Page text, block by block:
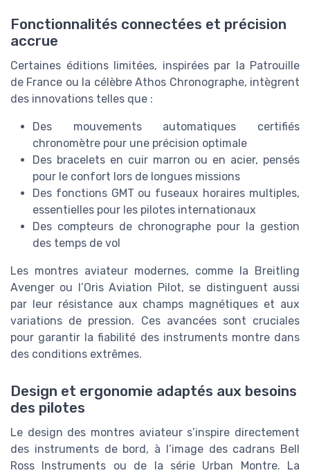
Fonctionnalités connectées et précision
accrue
Certaines éditions limitées, inspirées par la Patrouille
de France ou la célèbre Athos Chronographe, intègrent
des innovations telles que :
Des mouvements automatiques certifiés
chronomètre pour une précision optimale
Des bracelets en cuir marron ou en acier, pensés
pour le confort lors de longues missions
Des fonctions GMT ou fuseaux horaires multiples,
essentielles pour les pilotes internationaux
Des compteurs de chronographe pour la gestion
des temps de vol
Les montres aviateur modernes, comme la Breitling
Avenger ou l’Oris Aviation Pilot, se distinguent aussi
par leur résistance aux champs magnétiques et aux
variations de pression. Ces avancées sont cruciales
pour garantir la fiabilité des instruments montre dans
des conditions extrêmes.
Design et ergonomie adaptés aux besoins
des pilotes
Le design des montres aviateur s’inspire directement
des instruments de bord, à l’image des cadrans Bell
Ross Instruments ou de la série Urban Montre. La
Aerospace Insiders — 2026➔ Télécharger
* En remplissant ce formulaire, j’accepte d’être
Insiders et ses partenaires.